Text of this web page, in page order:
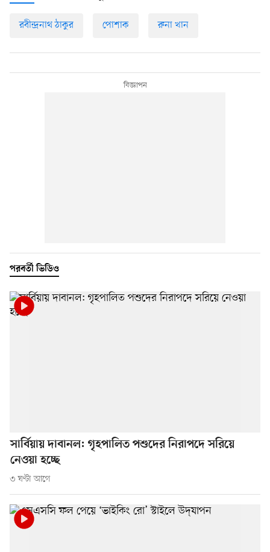
রবীন্দ্রনাথ ঠাকুর পোশাক রুনা খান
পরবর্তী ভিডিও
সার্বিয়ায় দাবানল: গৃহপালিত পশুদের নিরাপদে সরিয়ে
নেওয়া হচ্ছে
৩ ঘণ্টা আগে